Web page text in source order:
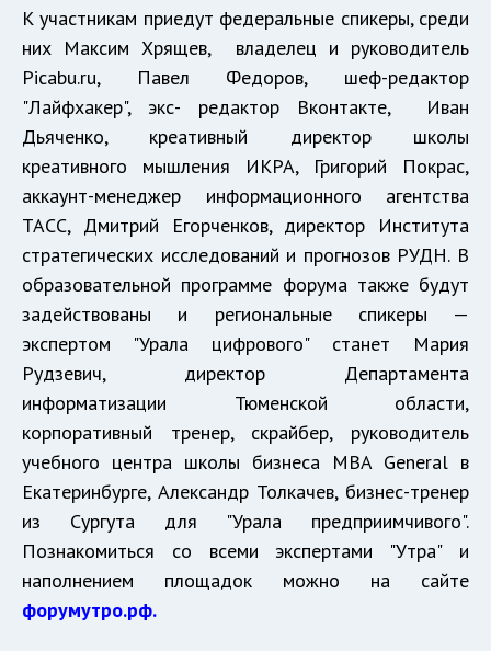
К участникам приедут федеральные спикеры, среди
них Максим Хрящев, владелец и руководитель
Picabu.ru, Павел Федоров, шеф-редактор
"Лайфхакер", экс- редактор Вконтакте, Иван
Дьяченко, креативный директор школы
креативного мышления ИКРА, Григорий Покрас,
аккаунт-менеджер информационного агентства
ТАСС, Дмитрий Егорченков, директор Института
стратегических исследований и прогнозов РУДН. В
образовательной программе форума также будут
задействованы и региональные спикеры —
экспертом "Урала цифрового" станет Мария
Рудзевич, директор Департамента
информатизации Тюменской области,
корпоративный тренер, скрайбер, руководитель
учебного центра школы бизнеса MBA General в
Екатеринбурге, Александр Толкачев, бизнес-тренер
из Сургута для "Урала предприимчивого".
Познакомиться со всеми экспертами "Утра" и
наполнением площадок можно на сайте
форумутро.рф.